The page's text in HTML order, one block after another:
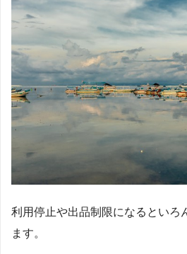
利用停止や出品制限になるといろ
ます。